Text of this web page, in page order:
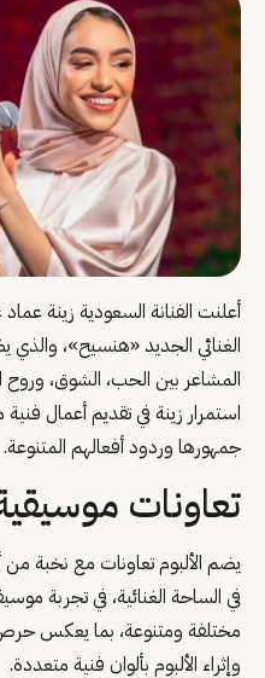
أعلنت الفنانة السعودية زينة
الغنائي الجديد «هنسيح»،
المشاعر بين الحب، الشوق، وروح
استمرار زينة في تقديم أعمال
جمهورها وردود أفعالهم المتنوعة.
تعاونات
يضم الألبوم تعاونات مع نخبة من
في الساحة الغنائية، في تجربة
مختلفة ومتنوعة، بما يعكس
وإثراء الألبوم بألوان فنية متعددة.